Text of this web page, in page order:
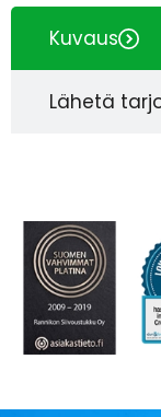
Kuvaus
Lähetä